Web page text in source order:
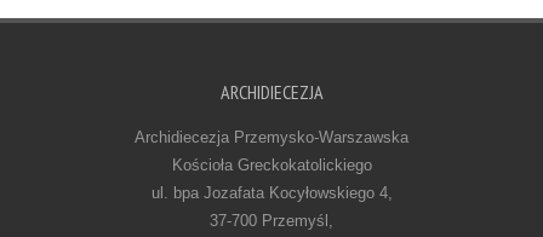
ARCHIDIECEZJA
Archidiecezja Przemysko-Warszawska
Kościoła Greckokatolickiego
ul. bpa Jozafata Kocyłowskiego 4,
37-700 Przemyśl,